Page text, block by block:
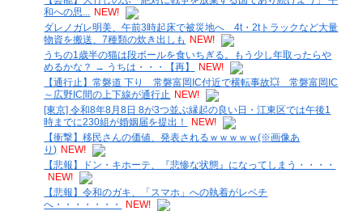
和への思... NEW!
ダレノガレ明美、午前3時起床で被災地へ 4t・2tトラックなど大量
物資を搬送、7種類の炊き出しも
NEW!
うちの1歳半の猫は段ボールを食いちぎる。もう少し年取ったらや
めるかな？ → うちは・・・【再】
NEW!
【通行止】常磐道 下り 常磐富岡IC付近で横転事故💥 常磐富岡IC
～広野IC間の上下線が通行止 NEW!
[東京] 令和8年8月8日 8が3つ並ぶ縁起の良い日・江東区では午後1
時までに230組が婚姻届を提出！
NEW!
【衝撃】移民さんの価値、発表されるｗｗｗｗｗ(※画像あ
り) NEW!
【悲報】ドン・キホーテ、『悲惨な状態』になってしまう・・・・
NEW!
【悲報】令和のガキ、「スマホ」への執着がレベチ
へ・・・・・・・
NEW!